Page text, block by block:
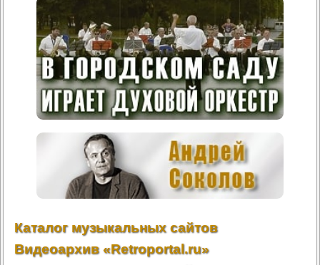
Каталог музыкальных сайтов
Видеоархив «Retroportal.ru»